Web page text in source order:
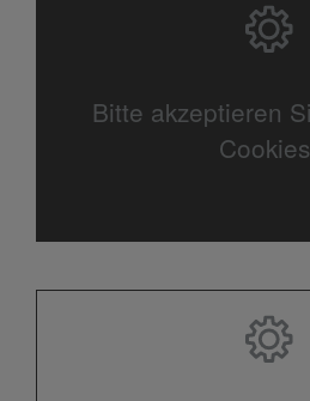
Bitte akzeptieren